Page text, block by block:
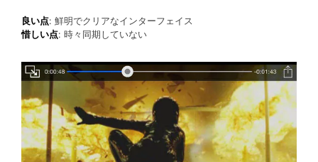
良い点: 鮮明でクリアなインターフェイス
惜しい点: 時々同期していない